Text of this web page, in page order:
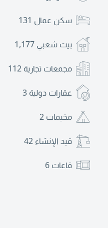
سكن عمال 131
بيت شعبي 1,177
مجمعات تجارية 112
عقارات دولية 3
مخيمات 2
قيد الإنشاء 42
قاعات 6